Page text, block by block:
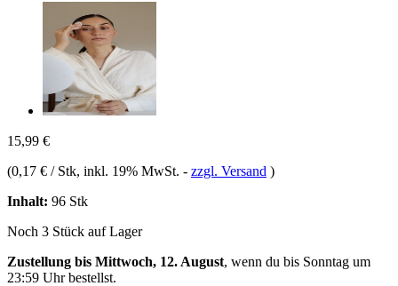
15,99 €
(0,17 € / Stk, inkl. 19% MwSt. - zzgl. Versand )
Inhalt: 96 Stk
Noch 3 Stück auf Lager
Zustellung bis Mittwoch, 12. August, wenn du bis Sonntag um
23:59 Uhrbestellst.